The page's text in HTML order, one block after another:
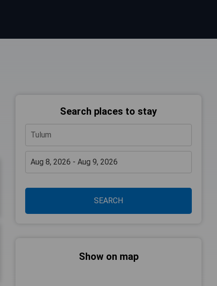
Search places to stay
SEARCH
Show on map